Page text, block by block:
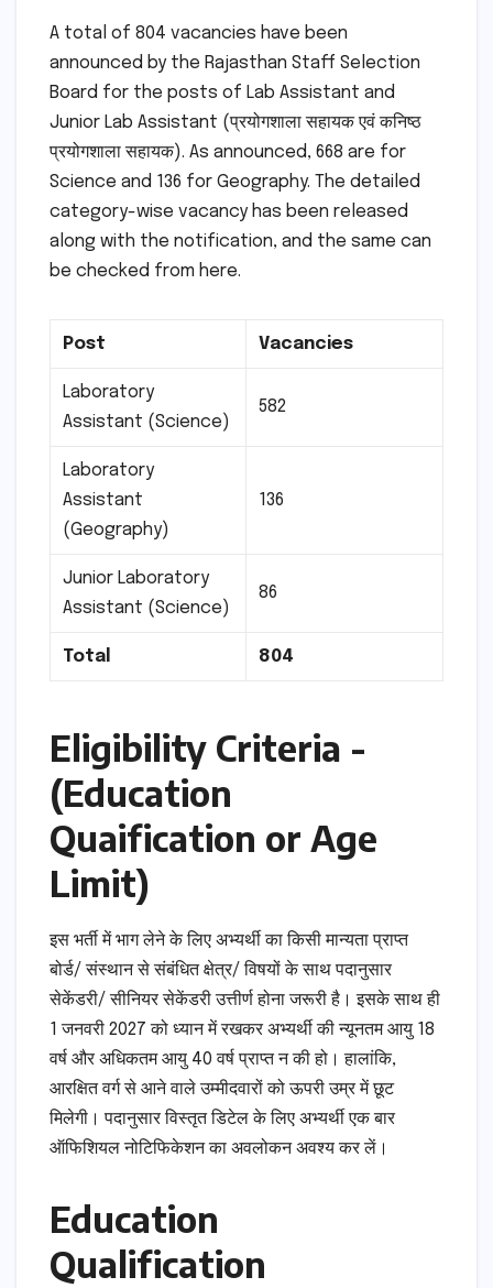
A total of 804 vacancies have been
announced by the Rajasthan Staff Selection
Board for the posts of Lab Assistant and
Junior Lab Assistant (प्रयोगशाला सहायक एवं कनिष्ठ
प्रयोगशाला सहायक). As announced, 668 are for
Science and 136 for Geography. The detailed
category-wise vacancy has been released
along with the notification, and the same can
be checked from here.
Post Vacancies
Laboratory
Assistant (Science)
582
Laboratory
Assistant
(Geography)
136
Junior Laboratory
Assistant (Science)
86
Total 804
Eligibility Criteria -
(Education
Quaification or Age
Limit)
इस भर्ती में भाग लेने के लिए अभ्यर्थी का किसी मान्यता प्राप्त
बोर्ड/ संस्थान से संबंधित क्षेत्र/ विषयों के साथ पदानुसार
सेकेंडरी/ सीनियर सेकेंडरी उत्तीर्ण होना जरूरी है। इसके साथ ही
1 जनवरी 2027 को ध्यान में रखकर अभ्यर्थी की न्यूनतम आयु 18
वर्ष और अधिकतम आयु 40 वर्ष प्राप्त न की हो। हालांकि,
आरक्षित वर्ग से आने वाले उम्मीदवारों को ऊपरी उम्र में छूट
मिलेगी। पदानुसार विस्तृत डिटेल के लिए अभ्यर्थी एक बार
ऑफिशियल नोटिफिकेशन का अवलोकन अवश्य कर लें।
Education
Qualification